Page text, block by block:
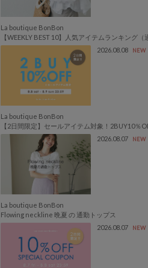
La boutique BonBon
【WEEKLY BEST 10】人気アイテムランキング（
2026.08.08
NEW
La boutique BonBon
【2日間限定】セールアイテム対象！2BUY10％
2026.08.07
NEW
La boutique BonBon
Flowing neckline 晩夏 の 通勤トップス
2026.08.07
NEW